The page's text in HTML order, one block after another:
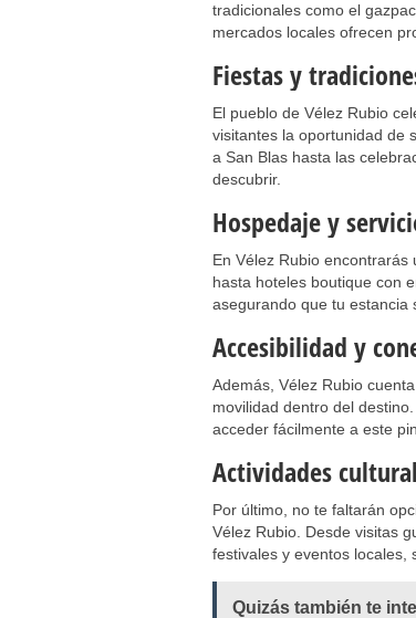
tradicionales como el
mercados locales ofrecen
Fiestas y
El pueblo de Vélez Rubio
visitantes la oportunidad de
a San Blas hasta las
descubrir.
Hospedaje y
En Vélez Rubio
hasta hoteles boutique con
asegurando que tu estancia
Accesibilidad y
Además, Vélez Rubio
movilidad dentro del
acceder fácilmente a este
Actividades
Por último, no te faltarán
Vélez Rubio. Desde visitas
festivales y eventos locales,
Quizás también te